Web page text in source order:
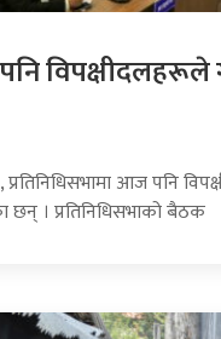
विपक्षीदलहरूले
आज पनि
। प्रतिनिधिसभाको बैठक